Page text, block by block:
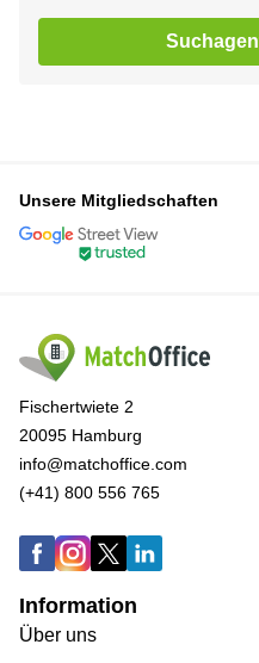
Unsere Mitgliedschaften
Fischertwiete 2
20095 Hamburg
info@matchoffice.com
(+41) 800 556 765
Information
Über uns